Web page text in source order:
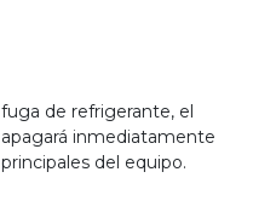
de refrigerante, el
inmediatamente
del equipo.